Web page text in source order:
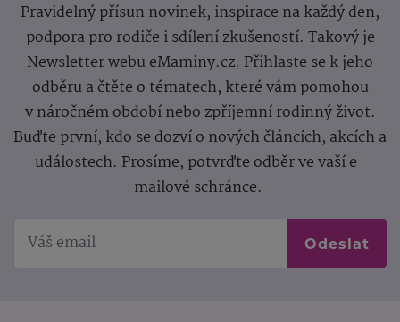
Pravidelný přísun novinek, inspirace na každý den,
podpora pro rodiče i sdílení zkušeností. Takový je
Newsletter webu eMaminy.cz. Přihlaste se k jeho
odběru a čtěte o tématech, které vám pomohou
v náročném období nebo zpříjemní rodinný život.
Buďte první, kdo se dozví o nových článcích, akcích a
událostech. Prosíme, potvrďte odběr ve vaší e-
mailové schránce.
Odeslat